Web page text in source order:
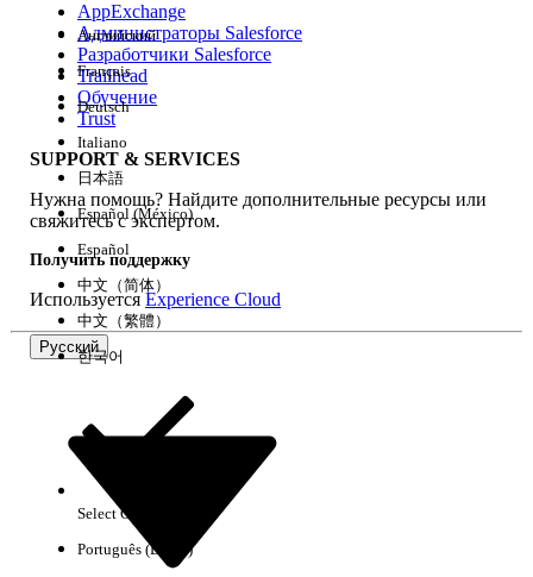
Возможности
Очистить все Готово
Результаты отсутствуют
AppExchange
Администраторы Salesforce
Разработчики Salesforce
Trailhead
Обучение
Trust
SUPPORT & SERVICES
Нужна помощь? Найдите дополнительные ресурсы или
свяжитесь с экспертом.
Получить поддержку
ИспользуетсяExperience Cloud
Русский
Английский
Français
Deutsch
Italiano
日本語
Español (México)
Español
中文（简体）
中文（繁體）
한국어
Select Org
Português (Brasil)